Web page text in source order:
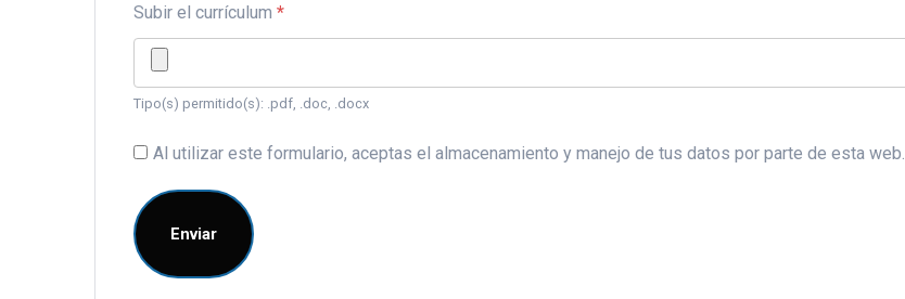
Subir el currículum *
Tipo(s) permitido(s): .pdf, .doc, .docx
Al utilizar este formulario, aceptas el almacenamiento y manejo de tus datos por parte de esta web.